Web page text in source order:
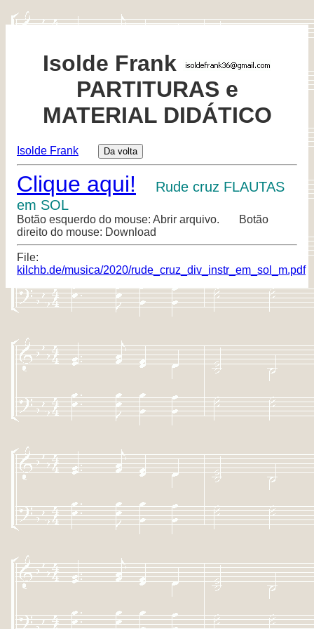
Isolde Frank
PARTITURAS e
MATERIAL DIDÁTICO
Isolde Frank
Clique aqui!
Rude cruz FLAUTAS
em SOL
Botão esquerdo do mouse: Abrir arquivo. Botão
direito do mouse: Download
File:
kilchb.de/musica/2020/rude_cruz_div_instr_em_sol_m.pdf